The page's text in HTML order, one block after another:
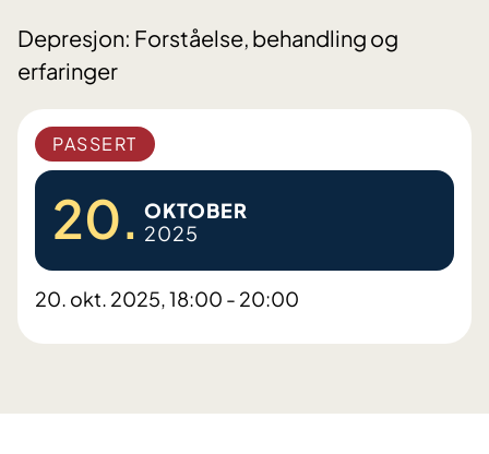
Depresjon: Forståelse, behandling og
erfaringer
PASSERT
20. OKTOBER
2025
20. okt. 2025, 18:00 - 20:00